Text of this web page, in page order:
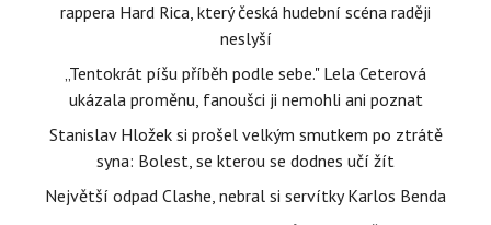
rappera Hard Rica, který česká hudební scéna raději
neslyší
„Tentokrát píšu příběh podle sebe." Lela Ceterová
ukázala proměnu, fanoušci ji nemohli ani poznat
Stanislav Hložek si prošel velkým smutkem po ztrátě
syna: Bolest, se kterou se dodnes učí žít
Největší odpad Clashe, nebral si servítky Karlos Benda